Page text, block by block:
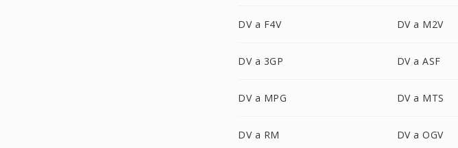
DV a F4V DV a M2V
DV a 3GP DV a ASF
DV a MPG DV a MTS
DV a RM DV a OGV